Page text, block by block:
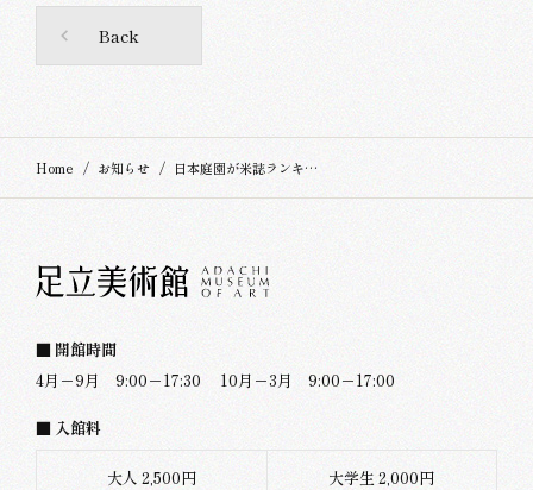
Back
Home お知らせ 日本庭園が米誌ランキングで「22年連続日本一」に選ばれました
■ 開館時間
4月－9月 9:00－17:30
10月－3月 9:00－17:00
■ 入館料
大人 2,500円 大学生 2,000円